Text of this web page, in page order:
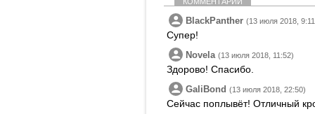
BlackPanther (13 июля 2018,
Супер!
Novela (13 июля 2018, 11:52)
Здорово! Спасибо.
GaliBond (13 июля 2018, 22:50)
Сейчас поплывёт! Отличный